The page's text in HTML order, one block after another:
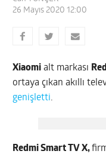
26 Mayıs 2020 12:00
Xiaomi alt markası
ortaya çıkan akıllı
genişletti.
Redmi Smart TV X,